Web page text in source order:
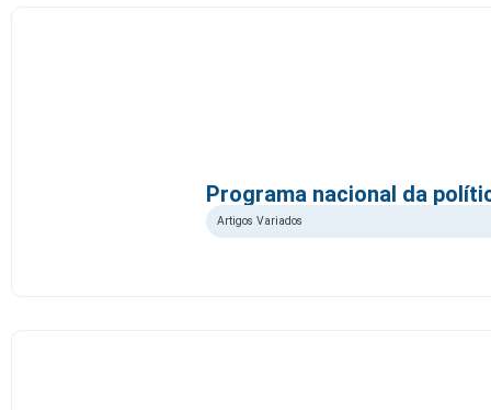
Programa nacional da
Artigos Variados